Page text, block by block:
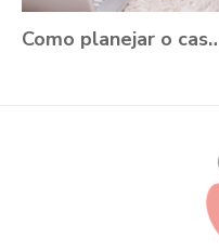
Como planejar o